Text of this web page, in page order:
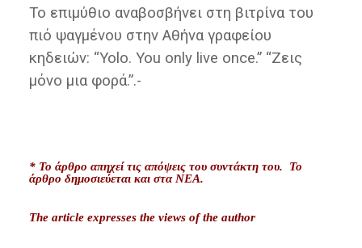
Το επιμύθιο αναβοσβήνει στη βιτρίνα του
πιό ψαγμένου στην Αθήνα γραφείου
κηδειών: “Yolo. You only live once.” “Ζεις
μόνο μια φορά.”.-
* Το άρθρο απηχεί τις απόψεις του συντάκτη του. Το
άρθρο δημοσιεύεται και στα ΝΕΑ.
The article expresses the views of the author